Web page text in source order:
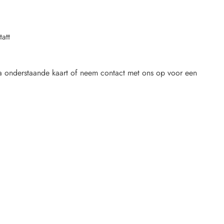
kaart of neem contact met ons op voor een